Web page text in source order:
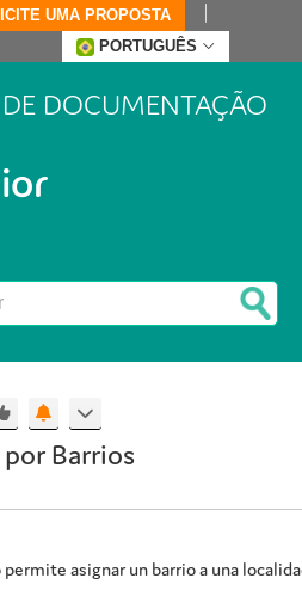
UMA PROPOSTA
PORTUGUÊS
DOCUMENTAÇÃO
Barrios
asignar un barrio a una